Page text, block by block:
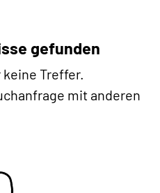
gefunden
Treffer.
mit anderen